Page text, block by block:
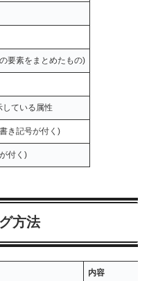
要素をまとめたもの)
ている属性
き記号が付く)
付く)
方法
内容